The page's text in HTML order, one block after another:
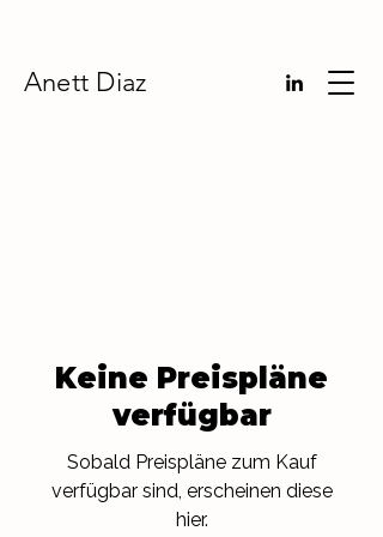
Anett Diaz
Keine Preispläne
verfügbar
Sobald Preispläne zum Kauf
verfügbar sind, erscheinen diese
hier.